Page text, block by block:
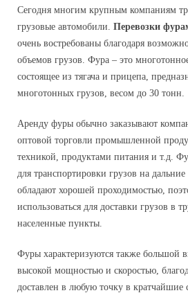
Новости
Контакты
Организация
Упаковка грузов
Курьерская
Такелажные
Перевозки по
Негабаритные
Паллетные
Сегодня многим крупным компаниям
грузовые автомобили. Перевозки
очень востребованы благодаря
объемов грузов. Фура – это
состоящее из тягача и прицепа,
многотонных грузов, весом до 30 тонн.
Аренду фуры обычно заказывают
оптовой торговли промышленной
техникой, продуктами питания и т.д.
для транспортировки грузов на
обладают хорошей проходимостью,
использоваться для доставки грузов в
населенные пункты.
Фуры характеризуются также большой
высокой мощностью и скоростью,
доставлен в любую точку в кратчайшие